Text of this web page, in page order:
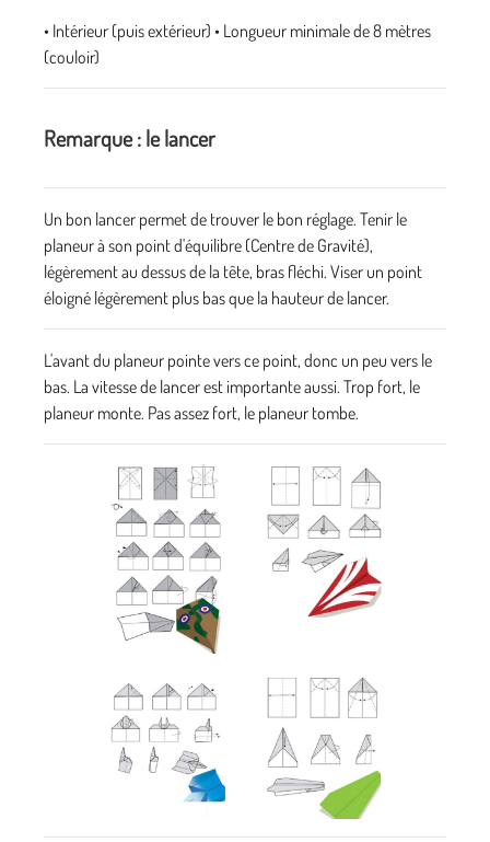
• Intérieur (puis extérieur) • Longueur minimale de 8 mètres
(couloir)
Remarque : le lancer
Un bon lancer permet de trouver le bon réglage. Tenir le
planeur à son point d'équilibre (Centre de Gravité),
légèrement au dessus de la tête, bras fléchi. Viser un point
éloigné légèrement plus bas que la hauteur de lancer.
L'avant du planeur pointe vers ce point, donc un peu vers le
bas. La vitesse de lancer est importante aussi. Trop fort, le
planeur monte. Pas assez fort, le planeur tombe.